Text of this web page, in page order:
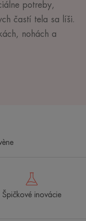
potreby,
častí tela sa líši.
nohách a
Špičkové inovácie